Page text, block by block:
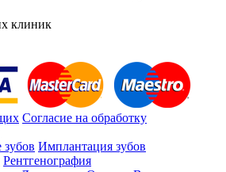
клиник
Согласие на обработку
зубов Имплантация зубов
Рентгенография